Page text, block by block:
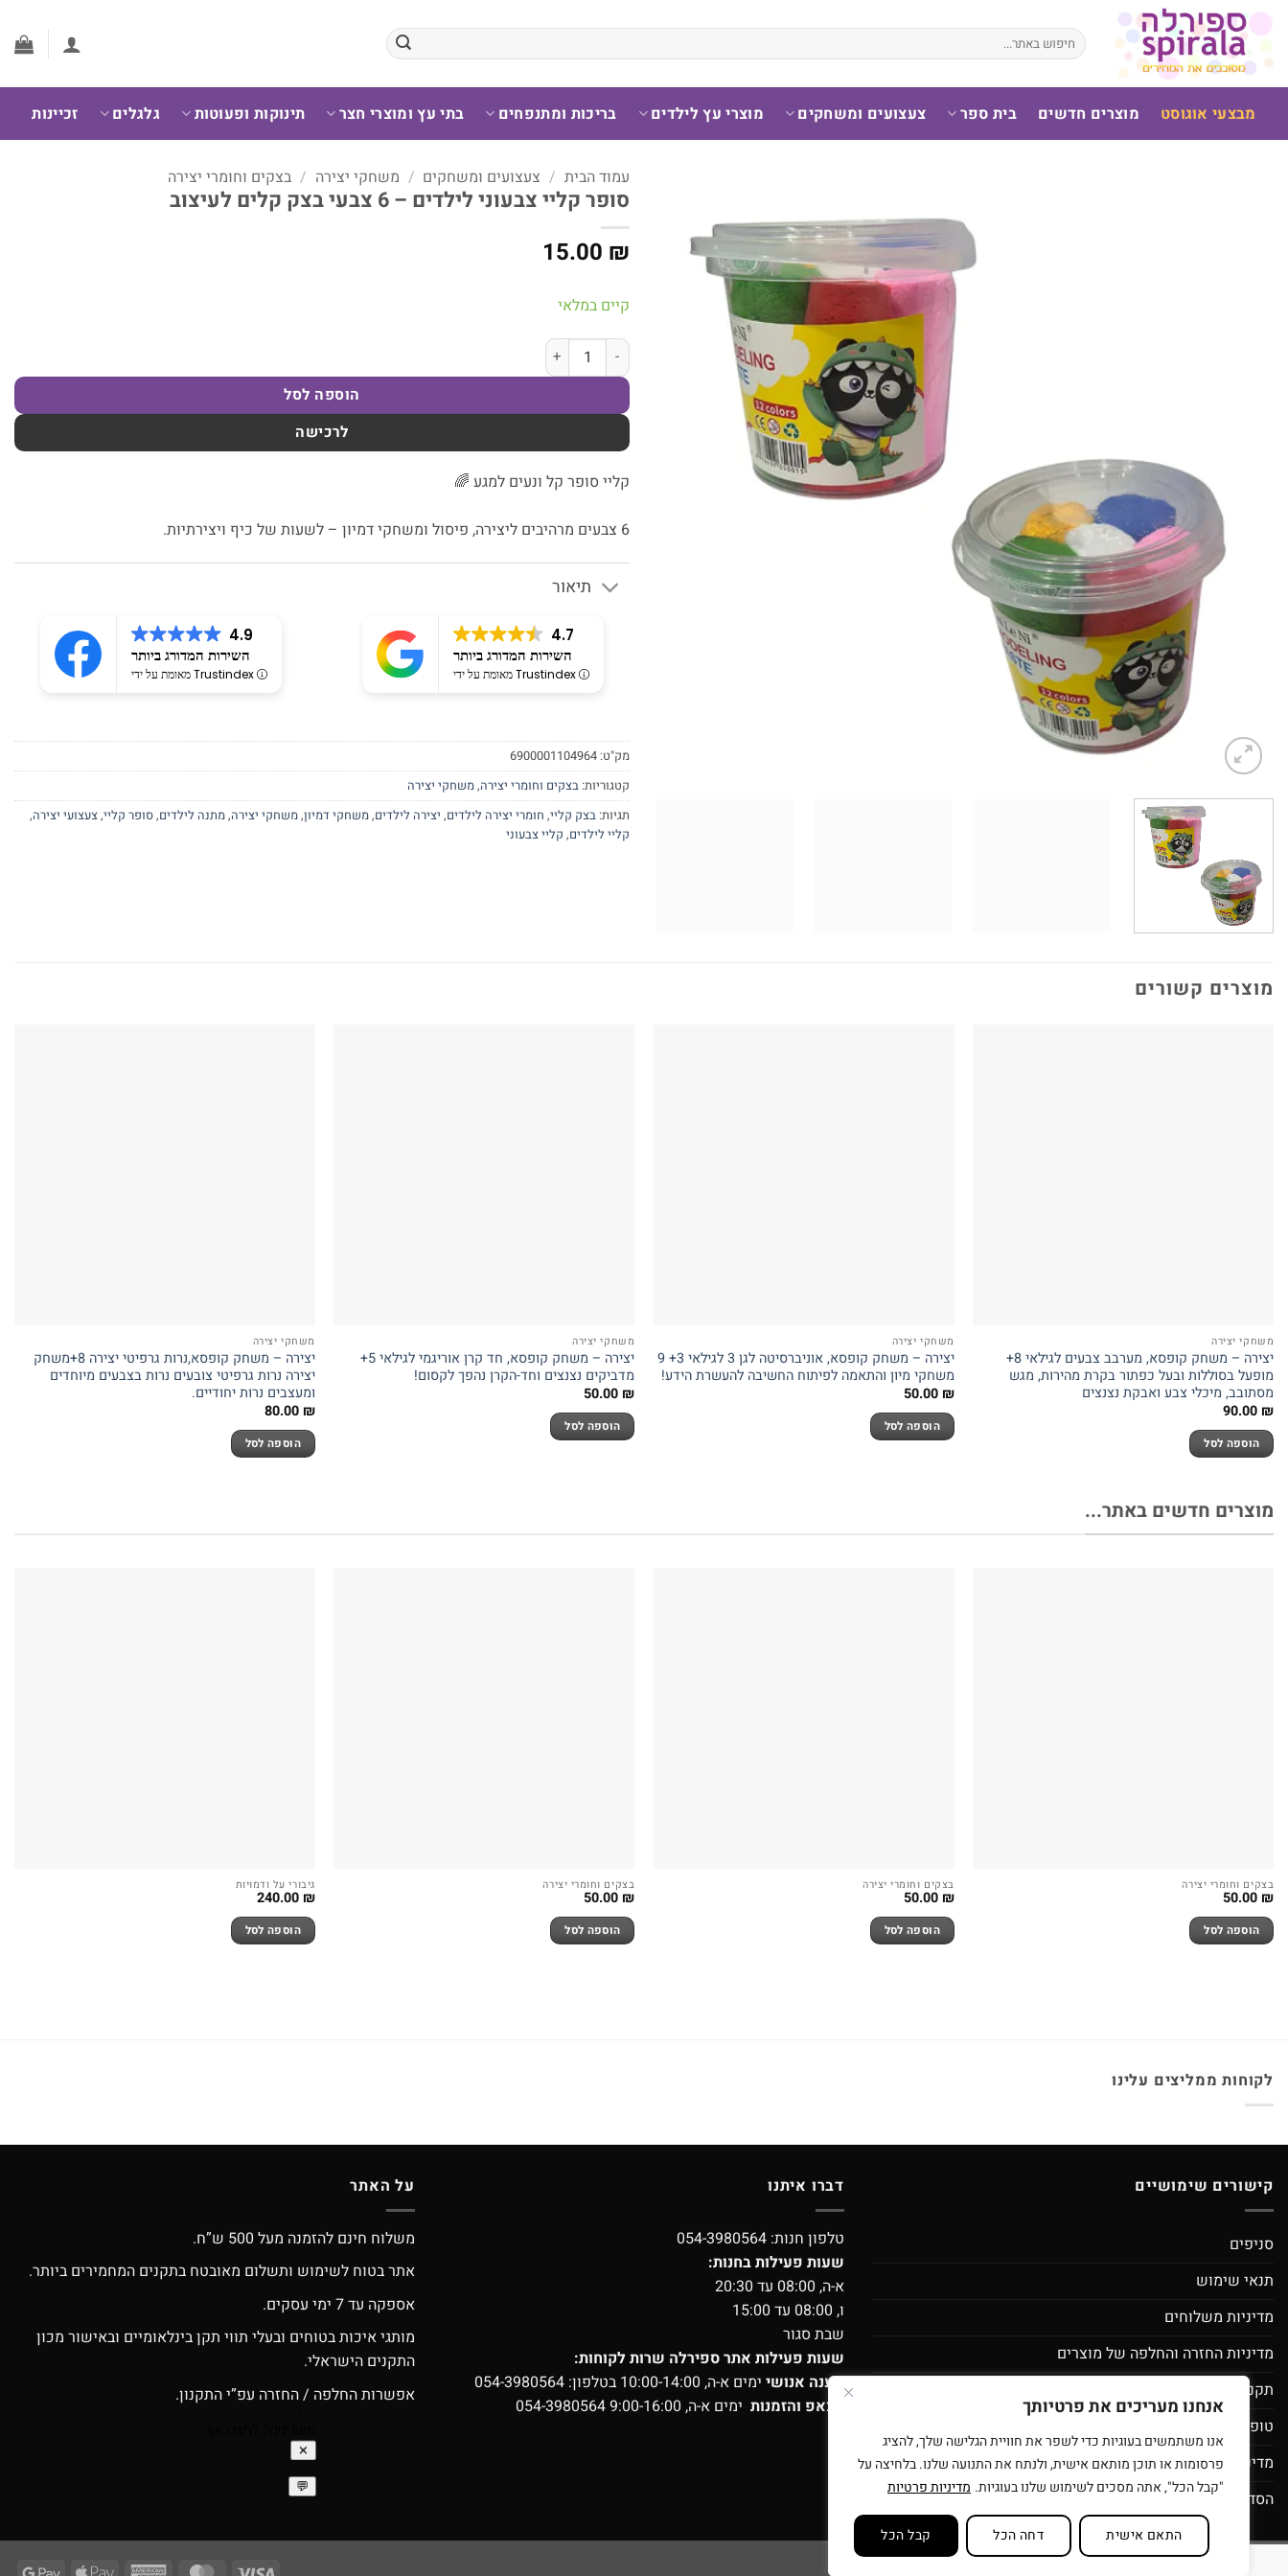
אנחנו מעריכים את פרטיותך
אנו משתמשים בעוגיות כדי לשפר את חוויית הגלישה שלך, להציג
פרסומות או תוכן מותאם אישית, ולנתח את התנועה שלנו. בלחיצה על
"קבל הכל", אתה מסכים לשימוש שלנו בעוגיות. מדיניות פרטיות
התאם אישית דחה הכל קבל הכל
דלג
לתוכן
חיפוש
עבור:
מבצעי אוגוסט מוצרים חדשים בית ספר צעצועים ומשחקים מוצרי עץ לילדים בריכות ומתנפחים בתי עץ ומוצרי חצר תינוקות ופעוטות גלגלים זכיינות
עמוד הבית / צעצועים ומשחקים / משחקי יצירה / בצקים וחומרי יצירה
סופר קליי צבעוני לילדים – 6 צבעי בצק קלים לעיצוב
15.00 ₪
קיים במלאי
כמות של סופר קליי צבעוני לילדים – 6 צבעי בצק קלים לעיצוב
הוספה לסל
לרכישה
קליי סופר קל ונעים למגע 🌈
6 צבעים מרהיבים ליצירה, פיסול ומשחקי דמיון – לשעות של כיף ויצירתיות.
תיאור
4.7
השירות המדורג ביותר
מאומת על ידי Trustindex
4.9
השירות המדורג ביותר
מאומת על ידי Trustindex
מק"ט: 6900001104964
קטגוריות: בצקים וחומרי יצירה,משחקי יצירה
תגיות: בצק קליי, חומרי יצירה לילדים, יצירה לילדים,משחקי דמיון,משחקי יצירה,מתנה לילדים,סופר קליי,צעצועי יצירה,
קליי לילדים, קליי צבעוני
מוצרים קשורים
משחקי יצירה
יצירה – משחק קופסא, מערבב צבעים לגילאי 8+
מופעל בסוללות ובעל כפתור בקרת מהירות, מגש
מסתובב, מיכלי צבע ואבקת נצנצים
90.00 ₪
הוספה לסל
משחקי יצירה
יצירה – משחק קופסא, אוניברסיטה לגן 3 לגילאי 3+ 9
משחקי מיון והתאמה לפיתוח החשיבה להעשרת הידע!
50.00 ₪
הוספה לסל
משחקי יצירה
יצירה – משחק קופסא, חד קרן אוריגמי לגילאי 5+
מדביקים נצנצים וחד-הקרן נהפך לקסום!
50.00 ₪
הוספה לסל
משחקי יצירה
יצירה – משחק קופסא,נרות גרפיטי יצירה 8+משחק
יצירה נרות גרפיטי צובעים נרות בצבעים מיוחדים
ומעצבים נרות יחודיים.
80.00 ₪
הוספה לסל
מוצרים חדשים באתר...
בצקים וחומרי יצירה
50.00 ₪
הוספה לסל
בצקים וחומרי יצירה
50.00 ₪
הוספה לסל
בצקים וחומרי יצירה
50.00 ₪
הוספה לסל
גיבורי על ודמויות
240.00 ₪
הוספה לסל
לקוחות ממליצים עלינו
קישורים שימושיים
סניפים
תנאי שימוש
מדיניות משלוחים
מדיניות החזרה והחלפה של מוצרים
תקנון מועדון לקוחות ספירלה- מסובבים את המחירים
טופס בקשת מחיקת פרטי משתמש
מדיניות פרטיות
הסדרי נגישות
דברו איתנו
טלפון חנות: 054-3980564
שעות פעילות בחנות:
א-ה, 08:00 עד 20:30
ו, 08:00 עד 15:00
שבת סגור
שעות פעילות אתר ספירלה שרות לקוחות:
מענה אנושי ימים א-ה, 10:00-14:00 בטלפון:
054-3980564
ווצאפ והזמנות ימים א-ה, 9:00-16:00 054-3980564
על האתר
משלוח חינם להזמנה מעל 500 ש”ח.
אתר בטוח לשימוש ותשלום מאובטח בתקנים המחמירים ביותר.
אספקה עד 7 ימי עסקים.
מותגי איכות בטוחים ובעלי תווי תקן בינלאומיים ובאישור מכון
התקנים הישראלי.
אפשרות החלפה / החזרה עפ”י התקנון.
תנאי שימוש בית עץ לילדים רוצים להיות זכיינים של ספירלה צעצועים?